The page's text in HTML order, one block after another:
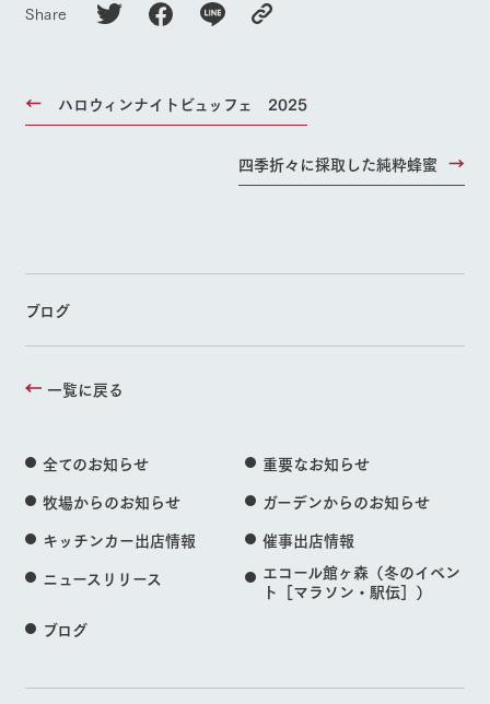
Share
ハロウィンナイトビュッフェ 2025
四季折々に採取した純粋蜂蜜
ブログ
一覧に戻る
全てのお知らせ
重要なお知らせ
牧場からのお知らせ
ガーデンからのお知らせ
キッチンカー出店情報
催事出店情報
ニュースリリース
エコール館ヶ森（冬のイベン
ト［マラソン・駅伝］）
ブログ